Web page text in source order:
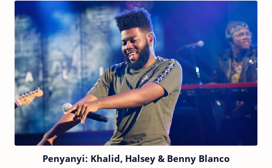
Penyanyi: Khalid, Halsey & Benny Blanco